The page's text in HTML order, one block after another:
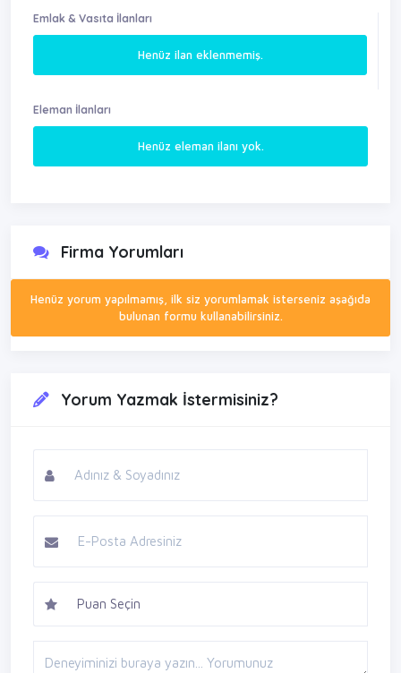
Emlak & Vasıta İlanları
Henüz ilan eklenmemiş.
Eleman İlanları
Henüz eleman ilanı yok.
Firma Yorumları
Henüz yorum yapılmamış, ilk siz yorumlamak isterseniz aşağıda
bulunan formu kullanabilirsiniz.
Yorum Yazmak İstermisiniz?